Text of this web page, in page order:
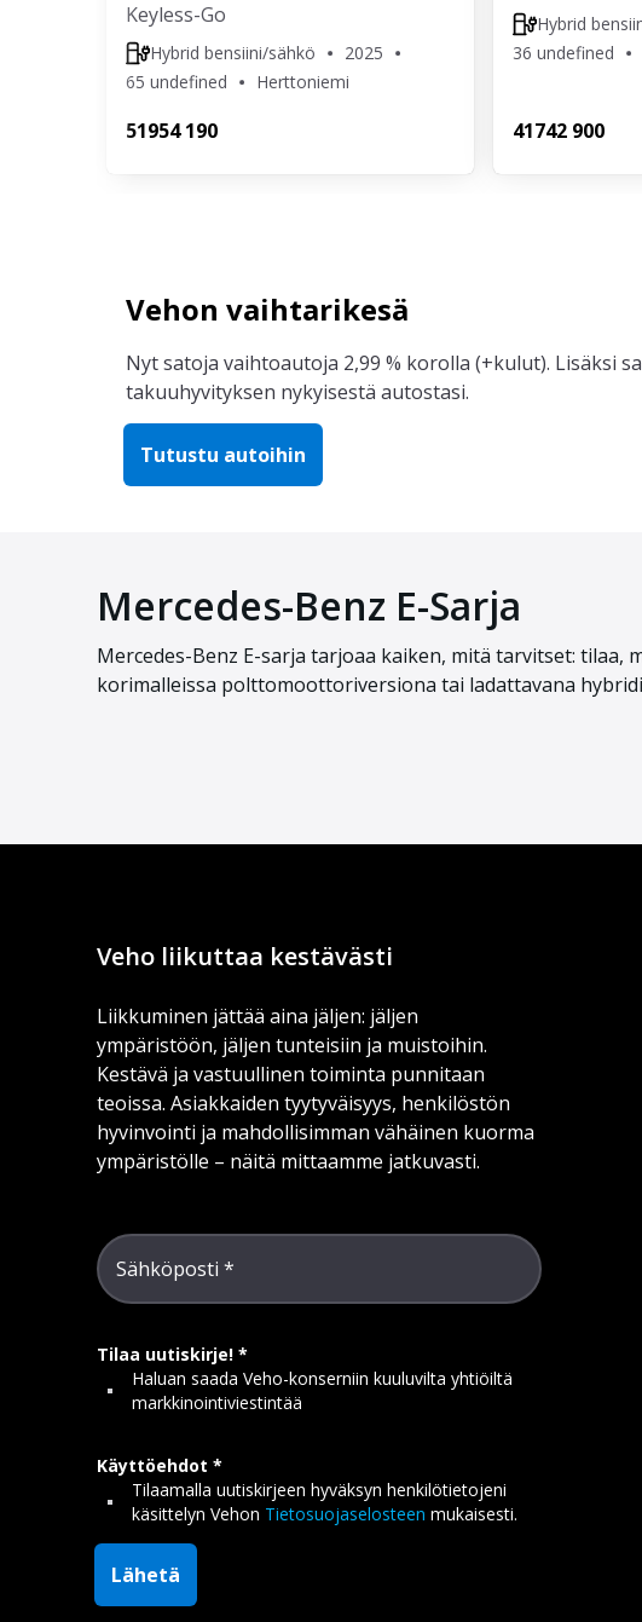
Keyless-Go
Hybrid bensiini/sähkö
2025
65 undefined
Herttoniemi
51954 190
Hybrid
36 undefined
41742 900
Vehon vaihtarikesä
Nyt satoja vaihtoautoja 2,99 % korolla (+kulut). Lisäksi
takuuhyvityksen nykyisestä autostasi.
Tutustu autoihin
Mercedes-Benz E-Sarja
Mercedes-Benz E-sarja tarjoaa kaiken, mitä tarvitset:
korimalleissa polttomoottoriversiona tai ladattavana
Veho liikuttaa kestävästi
Liikkuminen jättää aina jäljen: jäljen
ympäristöön, jäljen tunteisiin ja muistoihin.
Kestävä ja vastuullinen toiminta punnitaan
teoissa. Asiakkaiden tyytyväisyys, henkilöstön
hyvinvointi ja mahdollisimman vähäinen kuorma
ympäristölle – näitä mittaamme jatkuvasti.
Sähköposti
Tilaa uutiskirje!
Haluan saada Veho-konserniin kuuluvilta yhtiöiltä
markkinointiviestintää
Käyttöehdot
Tilaamalla uutiskirjeen hyväksyn henkilötietojeni
käsittelyn Vehon Tietosuojaselosteen mukaisesti.
Lähetä